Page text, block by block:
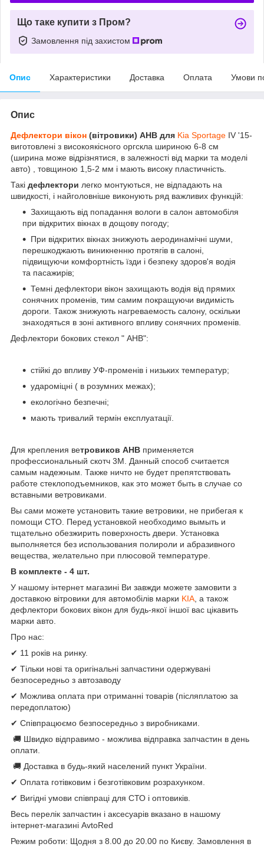
Що таке купити з Пром?
Замовлення під захистом
Опис Характеристики Доставка Оплата Умови
Опис
Дефлектори вікон (вітровики) АНВ для Kia Sportage IV '15-
виготовлені з високоякісного оргскла шириною 6-8 см
(ширина може відрізнятися, в залежності від марки та моделі
авто) , товщиною 1,5-2 мм і мають високу пластичність.
Такі дефлектори легко монтуються, не відпадають на
швидкості, і найголовніше виконують ряд важливих функцій:
Захищають від попадання вологи в салон автомобіля
при відкритих вікнах в дощову погоду;
При відкритих вікнах знижують аеродинамічні шуми,
перешкоджають виникненню протягів в салоні,
підвищуючи комфортність їзди і безпеку здоров'я водія
та пасажирів;
Темні дефлектори вікон захищають водія від прямих
сонячних променів, тим самим покращуючи видимість
дороги. Також знижують нагреваемость салону, оскільки
знаходяться в зоні активного впливу сонячних променів.
Дефлектори бокових стекол " АНВ":
стійкі до впливу УФ-променів і низьких температур;
удароміцні ( в розумних межах);
екологічно безпечні;
мають тривалий термін експлуатації.
Для крепления ветровиков АНВ применяется
профессиональный скотч 3М. Данный способ считается
самым надежным. Также ничто не будет препятствовать
работе стеклоподъемников, как это может быть в случае со
вставными ветровиками.
Вы сами можете установить такие ветровики, не прибегая к
помощи СТО. Перед установкой необходимо вымыть и
тщательно обезжирить поверхность двери. Установка
выполняется без использования полироли и абразивного
вещества, желательно при плюсовой температуре.
В комплекте - 4 шт.
У нашому інтернет магазині Ви завжди можете замовити з
доставкою вітровики для автомобілів марки KIA , а також
дефлектори бокових вікон для будь-якої іншої вас цікавить
марки авто.
Про нас:
✔ 11 років на ринку.
✔ Тільки нові та оригінальні запчастини одержувані
безпосередньо з автозаводу
✔ Можлива оплата при отриманні товарів (післяплатою за
передоплатою)
✔ Співпрацюємо безпосередньо з виробниками.
🚚 Швидко відправимо - можлива відправка запчастин в день
оплати.
🚚 Доставка в будь-який населений пункт України.
✔ Оплата готівковим і безготівковим розрахунком.
✔ Вигідні умови співпраці для СТО і оптовиків.
Весь перелік запчастин і аксесуарів вказано в нашому
інтернет-магазині AvtoRed
Режим роботи: Щодня з 8.00 до 20.00 по Києву. Замовлення в